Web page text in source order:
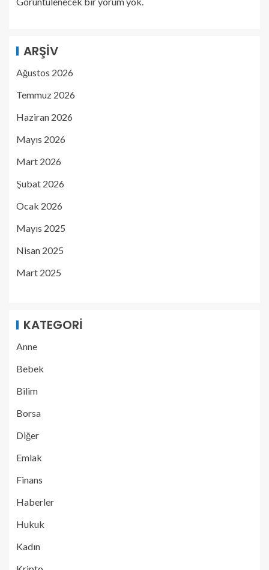
ARŞIV
Ağustos 2026
Temmuz 2026
Haziran 2026
Mayıs 2026
Mart 2026
Şubat 2026
Ocak 2026
Mayıs 2025
Nisan 2025
Mart 2025
KATEGORI
Anne
Bebek
Bilim
Borsa
Diğer
Emlak
Finans
Haberler
Hukuk
Kadın